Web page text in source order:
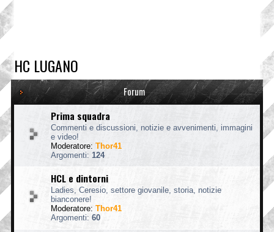
HC LUGANO
Forum
Prima squadra
Commenti e discussioni, notizie e avvenimenti, immagini
e video!
Moderatore: Thor41
Argomenti: 124
HCL e dintorni
Ladies, Ceresio, settore giovanile, storia, notizie
bianconere!
Moderatore: Thor41
Argomenti: 60